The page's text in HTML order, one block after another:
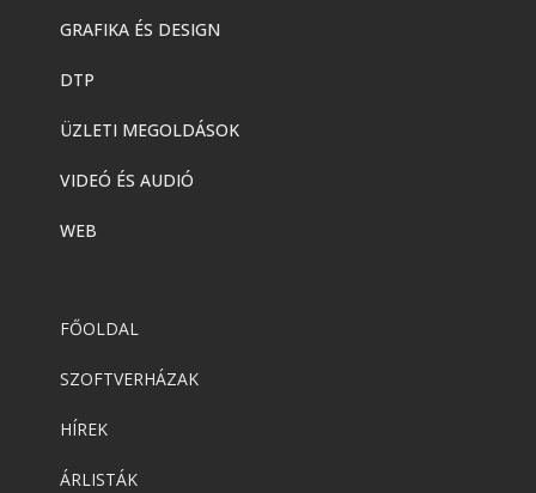
GRAFIKA ÉS DESIGN
DTP
ÜZLETI MEGOLDÁSOK
VIDEÓ ÉS AUDIÓ
WEB
FŐOLDAL
SZOFTVERHÁZAK
HÍREK
ÁRLISTÁK